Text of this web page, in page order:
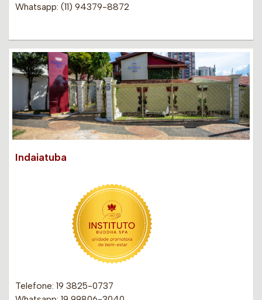
Whatsapp: (11) 94379-8872
Indaiatuba
Telefone: 19 3825-0737